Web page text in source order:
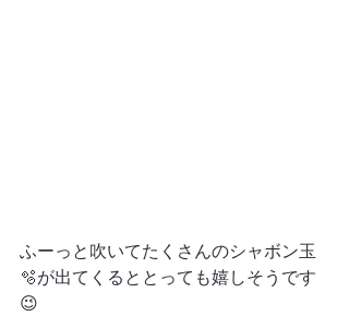
ふーっと吹いてたくさんのシャボン玉
🫧が出てくるととっても嬉しそうです
😉